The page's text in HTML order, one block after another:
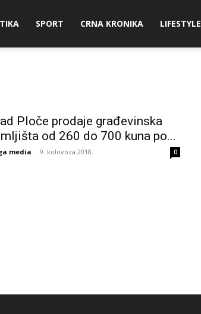
SPORT CRNA KRONIKA LIFESTYLE
Ploče prodaje građevinska
od 260 do 700 kuna po...
media - 9. kolovoza 2018. 0